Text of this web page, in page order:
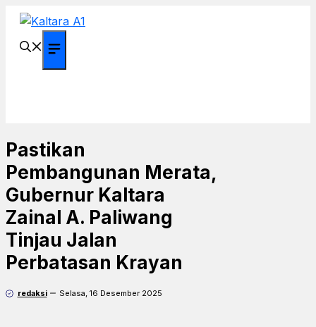
Langsung
Pastikan
Pembangunan Merata,
Gubernur Kaltara
Zainal A. Paliwang
Tinjau Jalan
Perbatasan Krayan
redaksi Selasa, 16 Desember 2025